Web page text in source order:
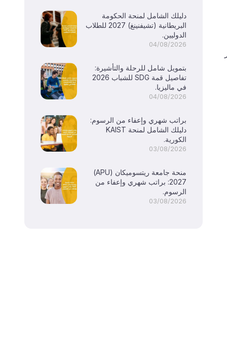
دليلك الشامل لمنحة الحكومة
البريطانية (تشيفنينغ) 2027 للطلاب
الدوليين.
04/08/2026
بتمويل شامل للرحلة والتأشيرة:
تفاصيل قمة SDG للشباب 2026
في ماليزيا.
04/08/2026
براتب شهري وإعفاء من الرسوم:
دليلك الشامل لمنحة KAIST
الكورية.
03/08/2026
منحة جامعة ريتسوميكان (APU)
2027: براتب شهري وإعفاء من
الرسوم.
03/08/2026